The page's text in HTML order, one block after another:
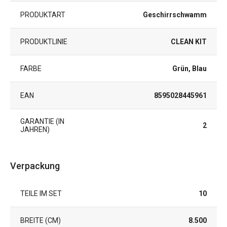
PRODUKTART Geschirrschwamm
PRODUKTLINIE CLEAN KIT
FARBE Grün, Blau
EAN 8595028445961
GARANTIE (IN
JAHREN)
2
Verpackung
TEILE IM SET 10
BREITE (CM) 8.500